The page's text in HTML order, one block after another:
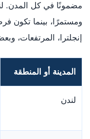
مضمونًا في كل المدن.
ومستمرًا، بينما تكون
إنجلترا، المرتفعات،
المدينة أو المنطقة
لندن